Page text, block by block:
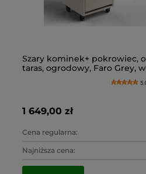
Szary kominek+ pokrowiec,
taras, ogrodowy, Faro Grey,
1 649,00 zł
Cena regularna:
Najniższa cena: